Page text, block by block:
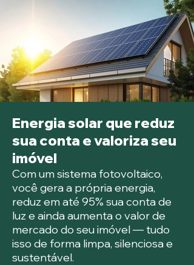
Energia solar que reduz
sua conta e valoriza seu
imóvel
Com um sistema fotovoltaico,
você gera a própria energia,
reduz em até 95% sua conta de
luz e ainda aumenta o valor de
mercado do seu imóvel — tudo
isso de forma limpa, silenciosa e
sustentável.